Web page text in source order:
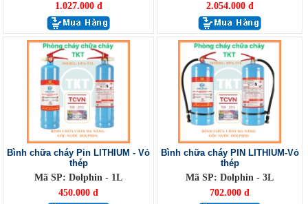
1.027.000 đ
2.054.000 đ
Bình chữa cháy Pin LITHIUM - Vỏ
thép
Mã SP: Dolphin - 1L
450.000 đ
Bình chữa cháy PIN LITHIUM-Vỏ
thép
Mã SP: Dolphin - 3L
702.000 đ